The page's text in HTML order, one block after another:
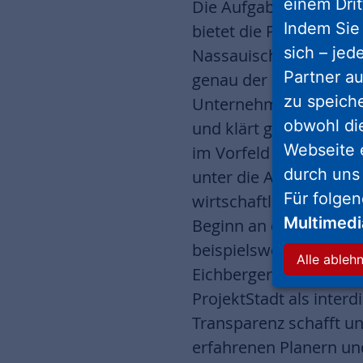
Die Aufgaben beim
bietet die
Nassauische
genau der richtige
und klärt gemeinsam
im Vorfeld bei der
unter die Arme und
wirtschaftlichen und
Beginn an
beispielsweise
Eichberger. Um die
ProjektStadt als
Transparenz schafft
erfahrenen Planern
einem
Indem
sich –
Partner
zu
obwohl
Webseite
durch
Für
Alle